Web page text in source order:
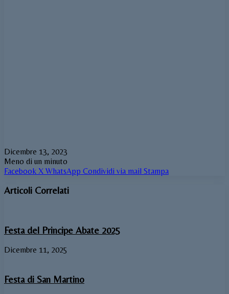
Dicembre 13, 2023
Meno di un minuto
Facebook X WhatsApp Condividi via mail Stampa
Articoli Correlati
Festa del Principe Abate 2025
Dicembre 11, 2025
Festa di San Martino